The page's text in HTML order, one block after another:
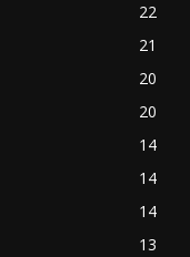
22
21
20
20
14
14
14
13